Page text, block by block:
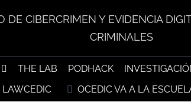
DE CIBERCRIMEN Y EVIDENCIA
CRIMINALES
THE LAB PODHACK
LAWCEDIC OCEDIC VA A LA